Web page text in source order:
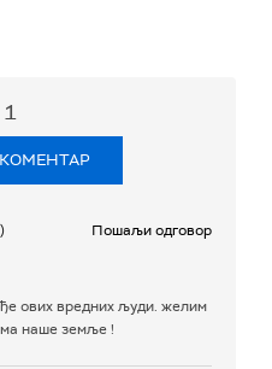
1
Пошаљи одговор
ових вредних људи. желим
наше земље !